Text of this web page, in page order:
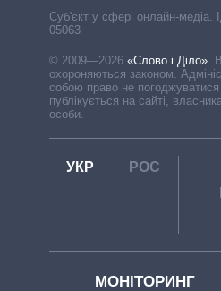
Cуб'єкт у сфері онлайн-медіа.
05063
© 2009—2026 «Слово і Діло»
охороняються законом.
собою право не
публікується на сайті,
особи.
УКР РОС
МОНІТОРИНГ